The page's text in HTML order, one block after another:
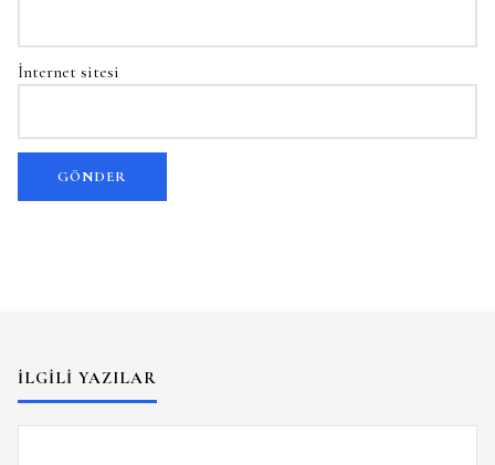
İnternet sitesi
İLGILI YAZILAR